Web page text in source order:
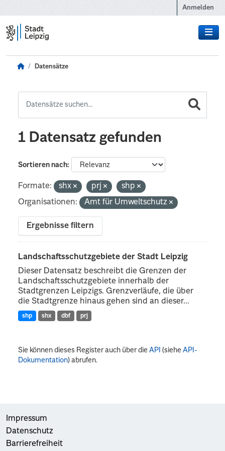
Anmelden
Datensätze
1 Datensatz gefunden
Sortieren nach
Formate: shx prj
shp
Organisationen:
Amt für Umweltschutz
Ergebnisse filtern
Landschaftsschutzgebiete der Stadt Leipzig
Dieser Datensatz beschreibt die Grenzen der
Landschaftsschutzgebiete innerhalb der
Stadtgrenzen Leipzigs. Grenzverläufe, die über
die Stadtgrenze hinaus gehen sind an dieser...
shp shx dbf prj
Sie können dieses Register auch über dieAPI (sieheAPI-
Dokumentation) abrufen.
Impressum
Datenschutz
Barrierefreiheit